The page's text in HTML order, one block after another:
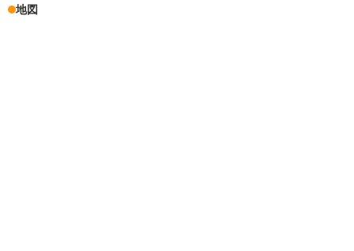
地図